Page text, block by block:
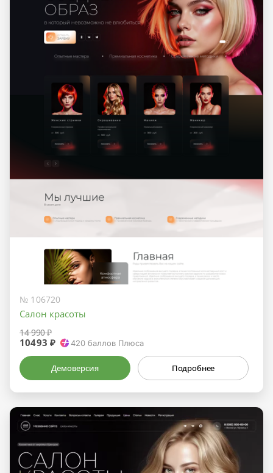
№ 106720
Салон красоты
14 990 ₽
10493 ₽ 420 баллов Плюса
Демоверсия Подробнее